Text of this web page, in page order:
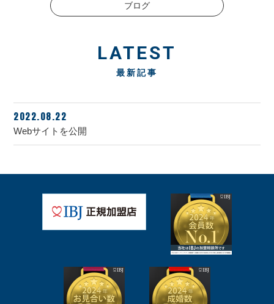
ブログ
LATEST
最新記事
2022.08.22
Webサイトを公開